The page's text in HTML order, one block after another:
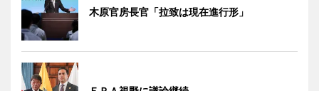
木原官房長官「拉致は現在進行形」